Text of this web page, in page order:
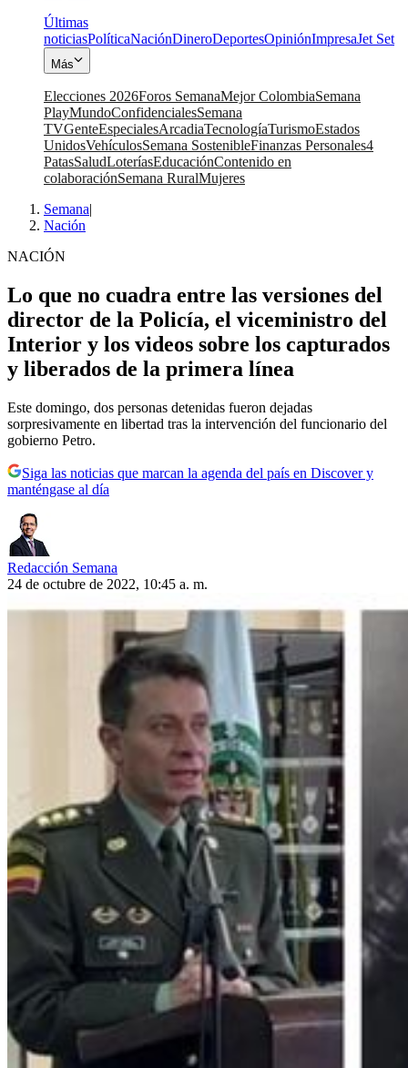
Últimas
noticiasPolíticaNaciónDineroDeportesOpiniónImpresaJet Set
Más
Elecciones 2026Foros SemanaMejor ColombiaSemana
PlayMundoConfidencialesSemana
TVGenteEspecialesArcadiaTecnologíaTurismoEstados
UnidosVehículosSemana SostenibleFinanzas Personales4
PatasSaludLoteríasEducaciónContenido en
colaboraciónSemana RuralMujeres
Semana|
Nación
NACIÓN
Lo que no cuadra entre las versiones del
director de la Policía, el viceministro del
Interior y los videos sobre los capturados
y liberados de la primera línea
Este domingo, dos personas detenidas fueron dejadas
sorpresivamente en libertad tras la intervención del funcionario del
gobierno Petro.
Siga las noticias que marcan la agenda del país en Discover y
manténgase al día
Redacción Semana
24 de octubre de 2022, 10:45 a. m.